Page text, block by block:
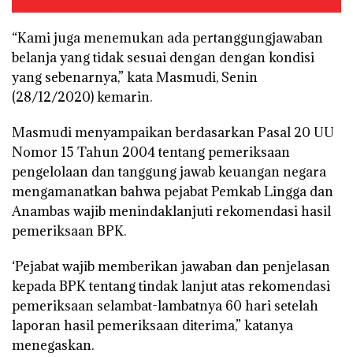
“Kami juga menemukan ada pertanggungjawaban
belanja yang tidak sesuai dengan dengan kondisi
yang sebenarnya,” kata Masmudi, Senin
(28/12/2020) kemarin.
Masmudi menyampaikan berdasarkan Pasal 20 UU
Nomor 15 Tahun 2004 tentang pemeriksaan
pengelolaan dan tanggung jawab keuangan negara
mengamanatkan bahwa pejabat Pemkab Lingga dan
Anambas wajib menindaklanjuti rekomendasi hasil
pemeriksaan BPK.
‘Pejabat wajib memberikan jawaban dan penjelasan
kepada BPK tentang tindak lanjut atas rekomendasi
pemeriksaan selambat-lambatnya 60 hari setelah
laporan hasil pemeriksaan diterima,” katanya
menegaskan.